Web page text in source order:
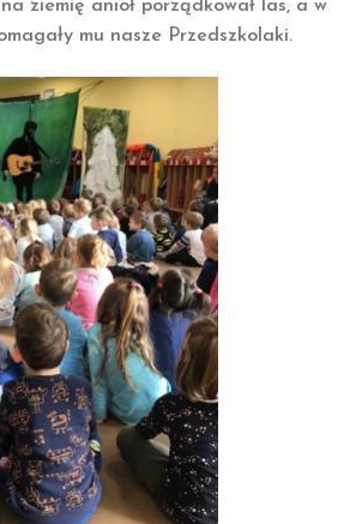
ziemię anioł porządkował las, a w
mu nasze Przedszkolaki.